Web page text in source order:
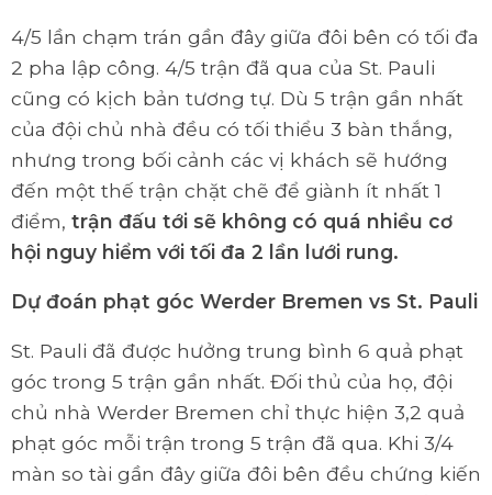
4/5 lần chạm trán gần đây giữa đôi bên có tối đa
2 pha lập công. 4/5 trận đã qua của St. Pauli
cũng có kịch bản tương tự. Dù 5 trận gần nhất
của đội chủ nhà đều có tối thiểu 3 bàn thắng,
nhưng trong bối cảnh các vị khách sẽ hướng
đến một thế trận chặt chẽ để giành ít nhất 1
điểm, trận đấu tới sẽ không có quá nhiều cơ
hội nguy hiểm với tối đa 2 lần lưới rung.
Dự đoán phạt góc Werder Bremen vs St. Pauli
St. Pauli đã được hưởng trung bình 6 quả phạt
góc trong 5 trận gần nhất. Đối thủ của họ, đội
chủ nhà Werder Bremen chỉ thực hiện 3,2 quả
phạt góc mỗi trận trong 5 trận đã qua. Khi 3/4
màn so tài gần đây giữa đôi bên đều chứng kiến